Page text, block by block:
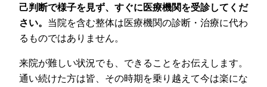
己判断で様子を見ず、すぐに医療機関を受診してくだ
さい。 当院を含む整体は医療機関の診断・治療に代わ
るものではありません。
来院が難しい状況でも、できることをお伝えします。
通い続けた方は皆、その時期を乗り越えて今は楽にな